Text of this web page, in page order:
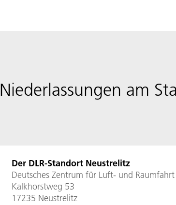
Niederlassungen am
Der DLR-Standort Neustrelitz
Deutsches Zentrum für Luft- und Raumfahrt
Kalkhorstweg 53
17235 Neustrelitz